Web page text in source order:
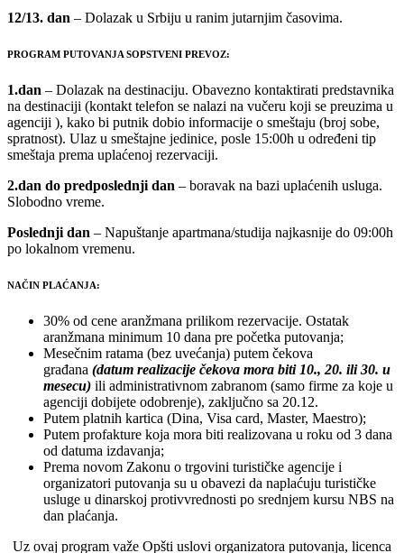
12/13. dan – Dolazak u Srbiju u ranim jutarnjim časovima.
PROGRAM PUTOVANJA SOPSTVENI PREVOZ:
1.dan – Dolazak na destinaciju. Obavezno kontaktirati predstavnika
na destinaciji (kontakt telefon se nalazi na vučeru koji se preuzima u
agenciji ), kako bi putnik dobio informacije o smeštaju (broj sobe,
spratnost). Ulaz u smeštajne jedinice, posle 15:00h u određeni tip
smeštaja prema uplaćenoj rezervaciji.
2.dan do predposlednji dan – boravak na bazi uplaćenih usluga.
Slobodno vreme.
Poslednji dan – Napuštanje apartmana/studija najkasnije do 09:00h
po lokalnom vremenu.
NAČIN PLAĆANJA:
30% od cene aranžmana prilikom rezervacije. Ostatak
aranžmana minimum 10 dana pre početka putovanja;
Mesečnim ratama (bez uvećanja) putem čekova
građana (datum realizacije čekova mora biti 10., 20. ili 30. u
mesecu) ili administrativnom zabranom (samo firme za koje u
agenciji dobijete odobrenje), zaključno sa 20.12.
Putem platnih kartica (Dina, Visa card, Master, Maestro);
Putem profakture koja mora biti realizovana u roku od 3 dana
od datuma izdavanja;
Prema novom Zakonu o trgovini turističke agencije i
organizatori putovanja su u obavezi da naplaćuju turističke
usluge u dinarskoj protivvrednosti po srednjem kursu NBS na
dan plaćanja.
Uz ovaj program važe Opšti uslovi organizatora putovanja, licenca